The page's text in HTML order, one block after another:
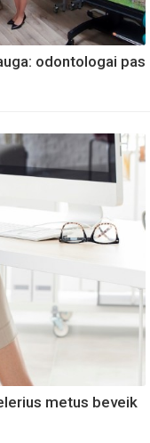
odontologai pas
metus beveik